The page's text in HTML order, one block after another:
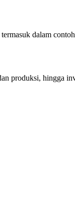
dalam contoh
produksi, hingga